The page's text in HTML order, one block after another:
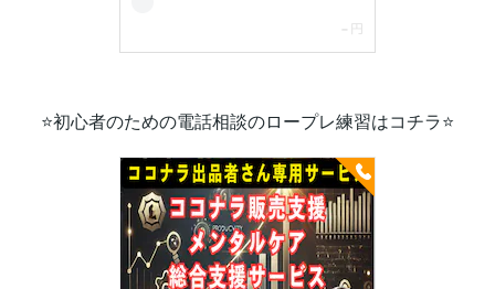
⭐初心者のための電話相談のロープレ練習はコチラ⭐